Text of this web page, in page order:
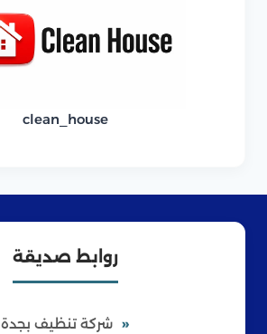
clean_house
روابط صديقة
شركة تنظيف بجدة